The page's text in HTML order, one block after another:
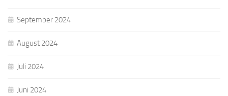
September 2024
August 2024
Juli 2024
Juni 2024